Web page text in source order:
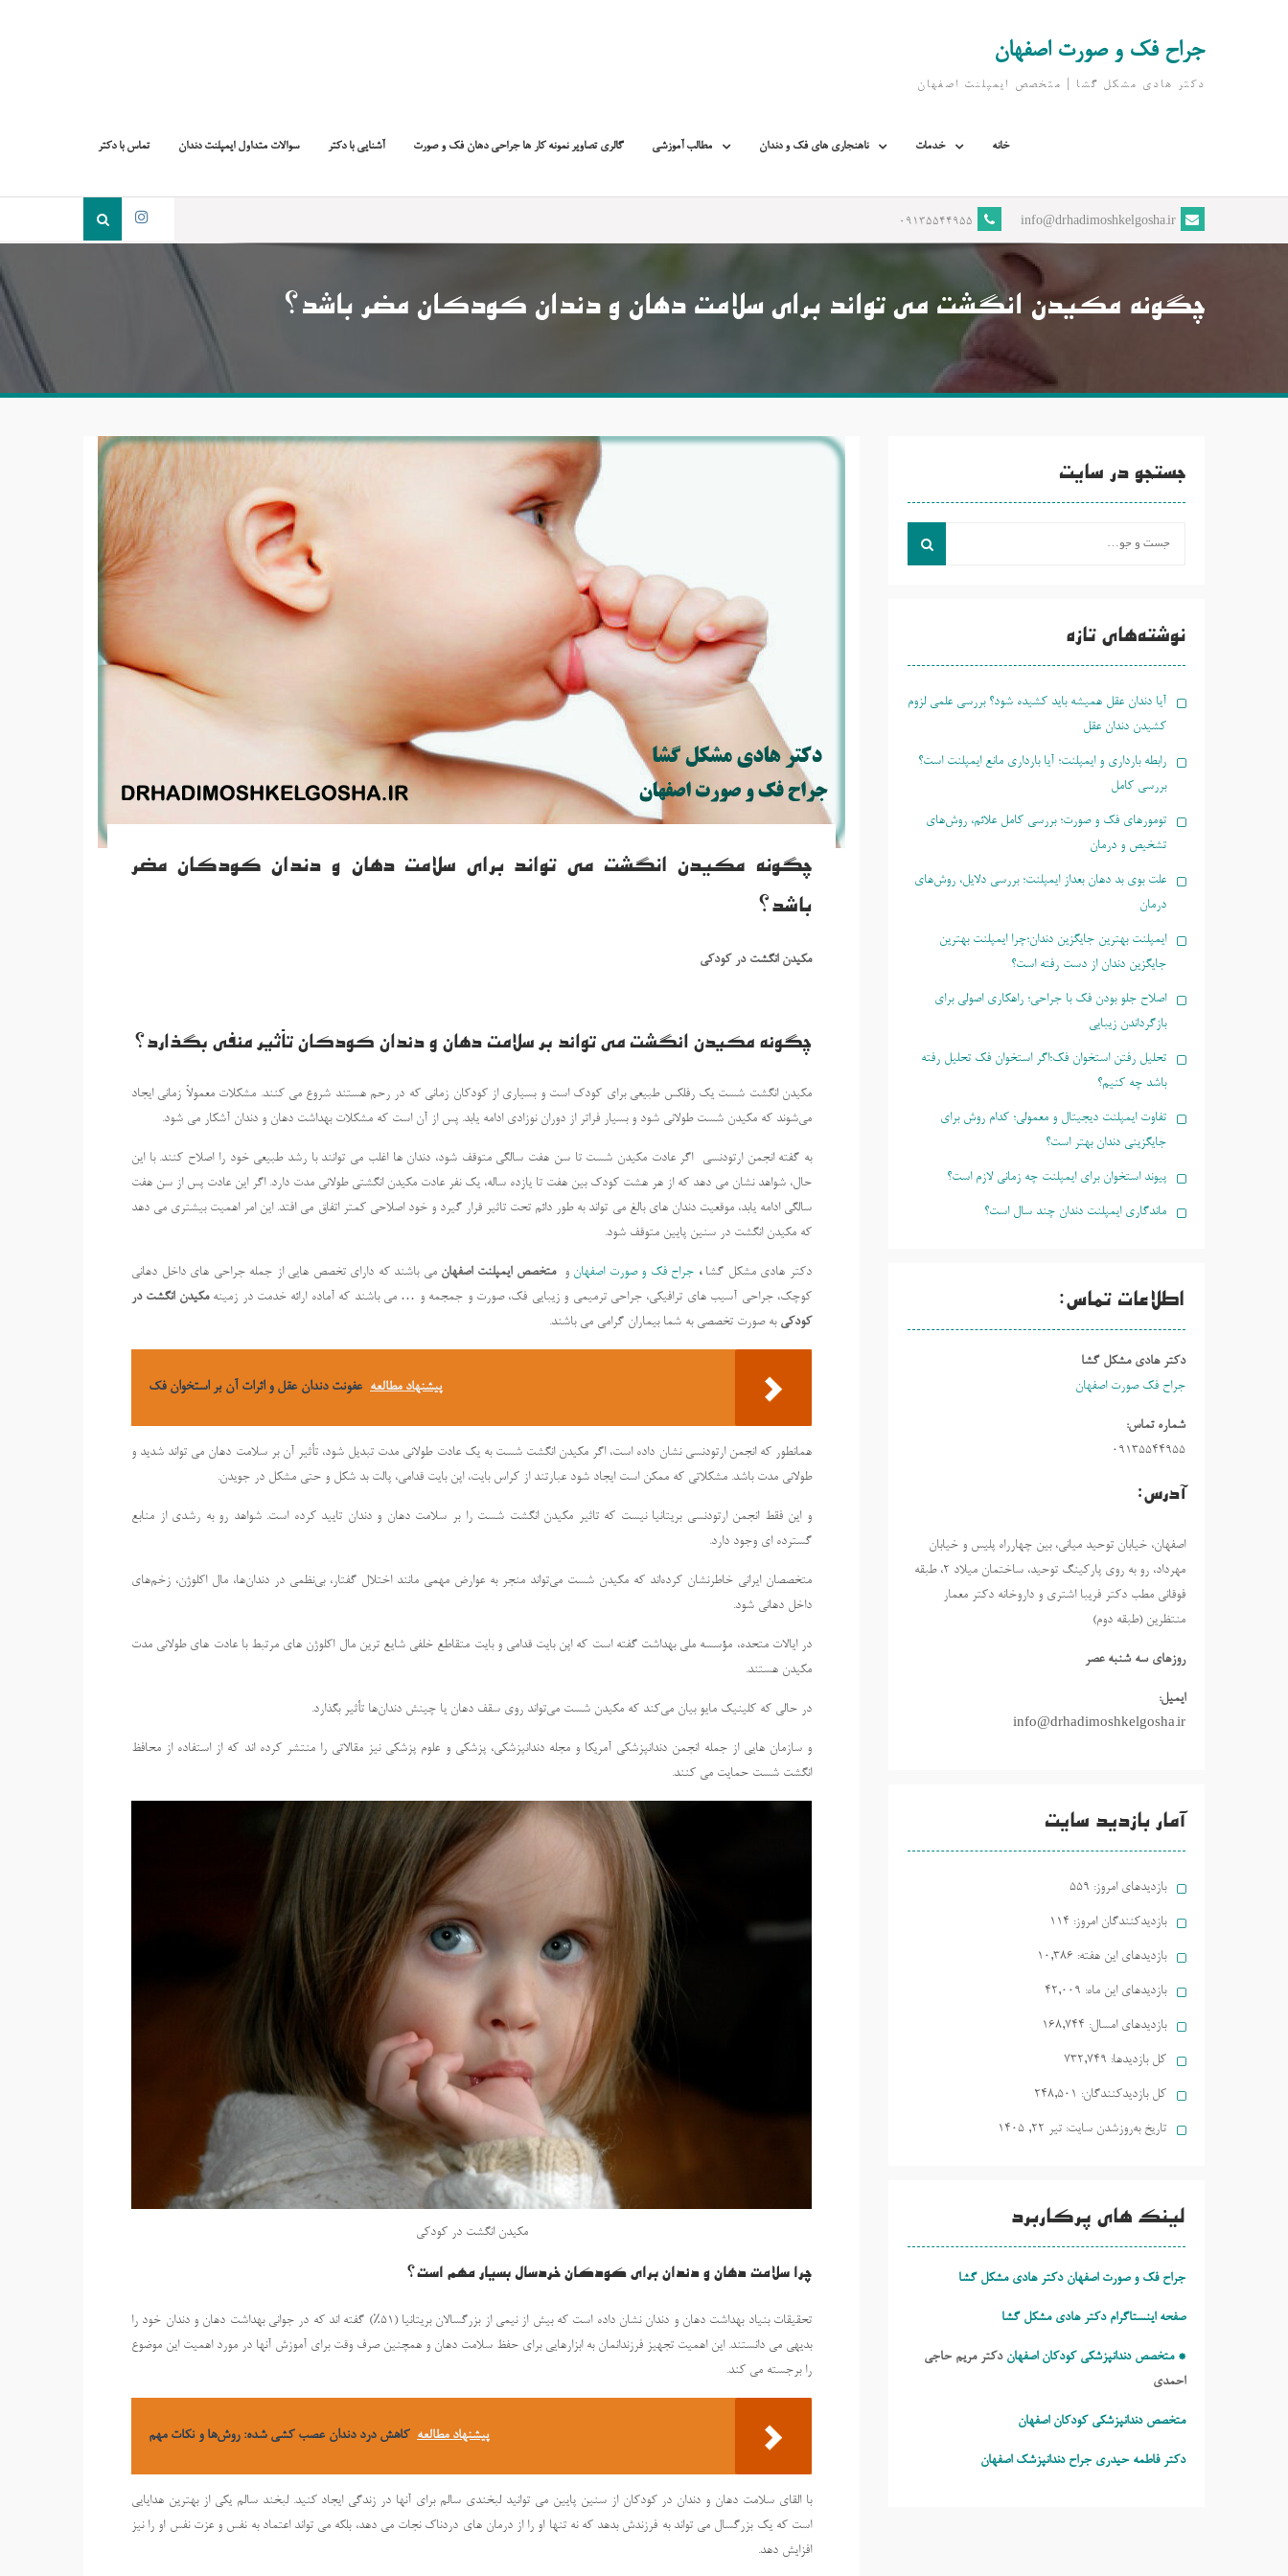
جراح فک و صورت اصفهان
دکتر هادی مشکل گشا | متخصص ايمپلنت اصفهان
خانه خدمات ناهنجاری های فک و دندان مطالب آموزشی گالری تصاویر نمونه کار ها جراحی دهان فک و صورت آشنایی با دکتر سوالات متداول ایمپلنت دندان تماس با دکتر
info@drhadimoshkelgosha.ir
09135544955
چگونه مکیدن انگشت می تواند برای سلامت دهان و دندان کودکان مضر باشد؟
چگونه مکیدن انگشت می تواند برای سلامت دهان و دندان کودکان مضر
باشد؟
مکیدن انگشت در کودکی
چگونه مکیدن انگشت می تواند بر سلامت دهان و دندان کودکان تأثیر منفی بگذارد؟
مکیدن انگشت شست یک رفلکس طبیعی برای کودک است و بسیاری از کودکان زمانی که در رحم هستند شروع می کنند. مشکلات معمولاً زمانی ایجاد
می‌شوند که مکیدن شست طولانی شود و بسیار فراتر از دوران نوزادی ادامه یابد. پس از آن است که مشکلات بهداشت دهان و دندان آشکار می شود.
به گفته انجمن ارتودنسی اگر عادت مکیدن شست تا سن هفت سالگی متوقف شود، دندان ها اغلب می توانند با رشد طبیعی خود را اصلاح کنند. با این
حال، شواهد نشان می دهد که از هر هشت کودک بین هفت تا یازده ساله، یک نفر عادت مکیدن انگشتی طولانی مدت دارد. اگر این عادت پس از سن هفت
سالگی ادامه یابد، موقعیت دندان های بالغ می تواند به طور دائم تحت تاثیر قرار گیرد و خود اصلاحی کمتر اتفاق می افتد. این امر اهمیت بیشتری می دهد
که مکیدن انگشت در سنین پایین متوقف شود.
دکتر هادی مشکل گشا ، جراح فک و صورت اصفهان و متخصص ایمپلنت اصفهان می باشند که دارای تخصص هایی از جمله جراحی های داخل دهانی
کوچک، جراحی آسیب های ترافیکی، جراحی ترمیمی و زیبایی فک، صورت و جمجمه و … می باشند که آماده ارائه خدمت در زمینهمکیدن انگشت در
کودکی به صورت تخصصی به شما بیماران گرامی می باشند.
پیشنهاد مطالعه عفونت دندان عقل و اثرات آن بر استخوان فک
همانطور که انجمن ارتودنسی نشان داده است، اگر مکیدن انگشت شست به یک عادت طولانی مدت تبدیل شود، تأثیر آن بر سلامت دهان می تواند شدید و
طولانی مدت باشد. مشکلاتی که ممکن است ایجاد شود عبارتند از کراس بایت، اپن بایت قدامی، پالت بد شکل و حتی مشکل در جویدن.
و این فقط انجمن ارتودنسی بریتانیا نیست که تاثیر مکیدن انگشت شست را بر سلامت دهان و دندان تایید کرده است. شواهد رو به رشدی از منابع
گسترده ای وجود دارد.
متخصصان ایرانی خاطرنشان کرده‌اند که مکیدن شست می‌تواند منجر به عوارض مهمی مانند اختلال گفتار، بی‌نظمی در دندان‌ها، مال اکلوژن، زخم‌های
داخل دهانی شود.
در ایالات متحده، مؤسسه ملی بهداشت گفته است که اپن بایت قدامی و بایت متقاطع خلفی شایع ترین مال اکلوژن های مرتبط با عادت های طولانی مدت
مکیدن هستند.
در حالی که کلینیک مایو بیان می‌کند که مکیدن شست می‌تواند روی سقف دهان یا چینش دندان‌ها تأثیر بگذارد.
و سازمان هایی از جمله انجمن دندانپزشکی آمریکا و مجله دندانپزشکی، پزشکی و علوم پزشکی نیز مقالاتی را منتشر کرده اند که از استفاده از محافظ
انگشت شست حمایت می کنند.
مکیدن انگشت در کودکی
چرا سلامت دهان و دندان برای کودکان خردسال بسیار مهم است؟
تحقیقات بنیاد بهداشت دهان و دندان نشان داده است که بیش از نیمی از بزرگسالان بریتانیا (51٪) گفته اند که در جوانی بهداشت دهان و دندان خود را
بدیهی می دانستند. این اهمیت تجهیز فرزندانمان به ابزارهایی برای حفظ سلامت دهان و همچنین صرف وقت برای آموزش آنها در مورد اهمیت این موضوع
را برجسته می کند.
پیشنهاد مطالعه کاهش درد دندان عصب‌ کشی شده: روش‌ها و نکات مهم
با القای سلامت دهان و دندان در کودکان از سنین پایین می توانید لبخندی سالم برای آنها در زندگی ایجاد کنید. لبخند سالم یکی از بهترین هدایایی
است که یک بزرگسال می تواند به فرزندش بدهد که نه تنها او را از درمان های دردناک نجات می دهد، بلکه می تواند اعتماد به نفس و عزت نفس او را نیز
افزایش دهد.
جستجو در سایت
نوشته‌های تازه
آیا دندان عقل همیشه باید کشیده شود؟ بررسی علمی لزوم
کشیدن دندان عقل
رابطه بارداری و ایمپلنت؛ آیا بارداری مانع ایمپلنت است؟
بررسی کامل
تومورهای فک و صورت؛ بررسی کامل علائم، روش‌های
تشخیص و درمان
علت بوی بد دهان بعداز ایمپلنت؛ بررسی دلایل، روش‌های
درمان
ایمپلنت بهترین جایگزین دندان؛چرا ایمپلنت بهترین
جایگزین دندان از دست رفته است؟
اصلاح جلو بودن فک با جراحی؛ راهکاری اصولی برای
بازگرداندن زیبایی
تحلیل رفتن استخوان فک؛اگر استخوان فک تحلیل رفته
باشد چه کنیم؟
تفاوت ایمپلنت دیجیتال و معمولی؛ کدام روش برای
جایگزینی دندان بهتر است؟
پیوند استخوان برای ایمپلنت چه زمانی لازم است؟
ماندگاری ایمپلنت دندان چند سال است؟
اطلاعات تماس:
دکتر هادی مشکل گشا
جراح فک صورت اصفهان
شماره تماس:
09135544955
آدرس:
اصفهان، خیابان توحید میانی، بین چهارراه پلیس و خیابان
مهرداد، رو به روی پارکینگ توحید، ساختمان میلاد ٢، طبقه
فوقانی مطب دکتر فریبا اشتری و داروخانه دکتر معمار
منتظرین (طبقه دوم)
روزهاي سه شنبه عصر
ایمیل:
info@drhadimoshkelgosha.ir
آمار بازدید سایت
بازدیدهای امروز: 559
بازدیدکنندگان امروز: 114
بازدیدهای این هفته: 10,386
بازدیدهای این ماه: 42,009
بازدیدهای امسال: 168,744
کل بازدیدها: 732,749
کل بازدیدکنند‌گان: 248,501
تاریخ به‌روزشدن سایت: تیر ۲۲, ۱۴۰۵
لینک های پرکاربرد
جراح فک و صورت اصفهان دکتر هادی مشکل گشا
صفحه اینستاگرام دکتر هادی مشکل گشا
* متخصص دندانپزشکی کودکان اصفهان دکتر مریم حاجی
احمدی
متخصص دندانپزشکی کودکان اصفهان
دکتر فاطمه حیدری جراح دندانپزشک اصفهان